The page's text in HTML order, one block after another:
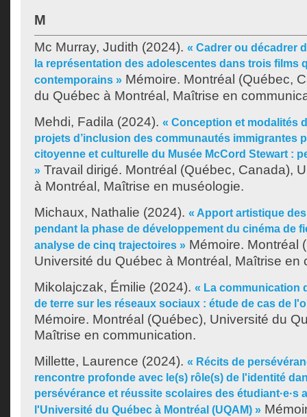
M
Mc Murray, Judith (2024). « Cadrer ou décadrer
la représentation des adolescentes dans trois films
contemporains » Mémoire. Montréal (Québec,
du Québec à Montréal, Maîtrise en
Mehdi, Fadila (2024). « Conception et modalités
projets d’inclusion des communautés immigrantes
citoyenne et culturelle du Musée McCord Stewart :
» Travail dirigé. Montréal (Québec, Canada),
à Montréal, Maîtrise en muséologie.
Michaux, Nathalie (2024). « Apport artistique
pendant la phase de développement du cinéma de
analyse de cinq trajectoires » Mémoire. Montréal
Université du Québec à Montréal, Maîtrise en
Mikolajczak, Émilie (2024). « La communication
de terre sur les réseaux sociaux : étude de cas de
Mémoire. Montréal (Québec), Université du
Maîtrise en communication.
Millette, Laurence (2024). « Récits de
rencontre profonde avec le(s) rôle(s) de l'identité
persévérance et réussite scolaires des étudiant·e·s
l'Université du Québec à Montréal (UQAM) »